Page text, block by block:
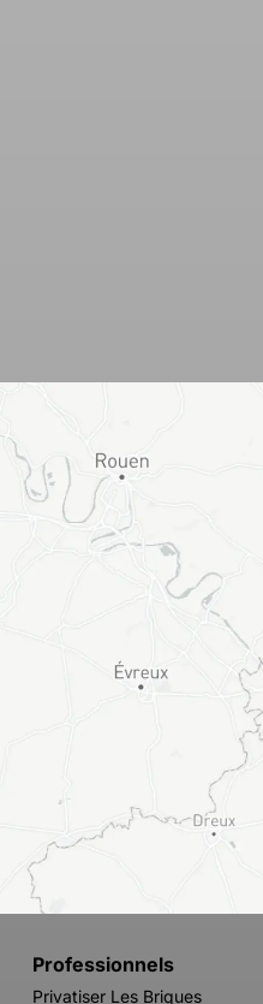
Professionnels
Privatiser Les Briques